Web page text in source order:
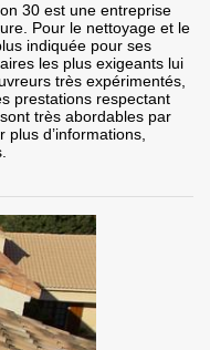
30 est une entreprise
Pour le nettoyage et le
indiquée pour ses
les plus exigeants lui
très expérimentés,
prestations respectant
très abordables par
d’informations,